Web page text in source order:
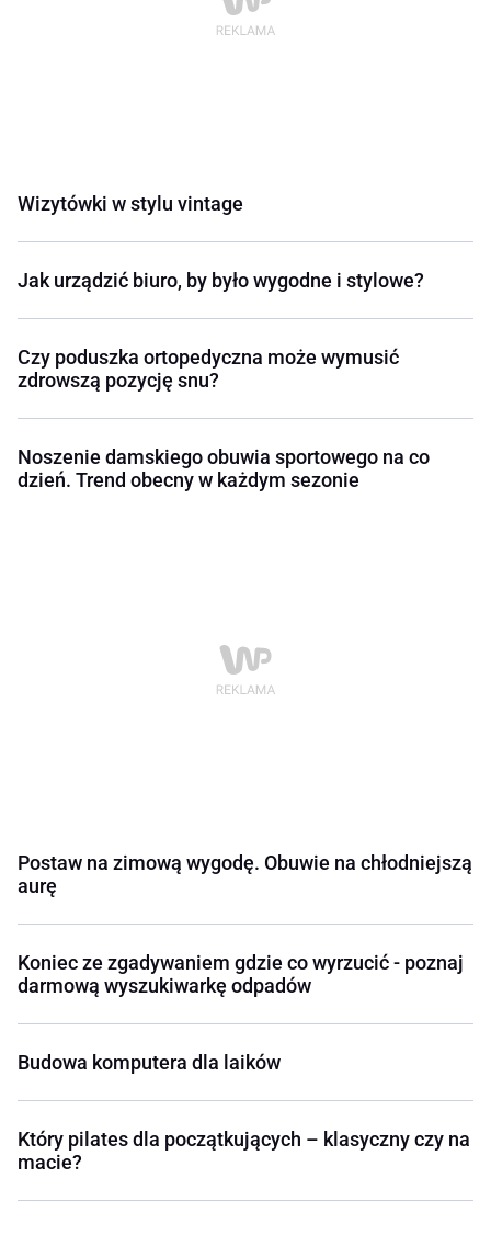
Wizytówki w stylu vintage
Jak urządzić biuro, by było wygodne i stylowe?
Czy poduszka ortopedyczna może wymusić
zdrowszą pozycję snu?
Noszenie damskiego obuwia sportowego na co
dzień. Trend obecny w każdym sezonie
Postaw na zimową wygodę. Obuwie na chłodniejszą
aurę
Koniec ze zgadywaniem gdzie co wyrzucić - poznaj
darmową wyszukiwarkę odpadów
Budowa komputera dla laików
Który pilates dla początkujących – klasyczny czy na
macie?